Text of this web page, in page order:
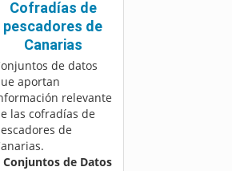
Cofradías de
pescadores de
Canarias
de datos
aportan
relevante
las cofradías de
de
Conjuntos de Datos